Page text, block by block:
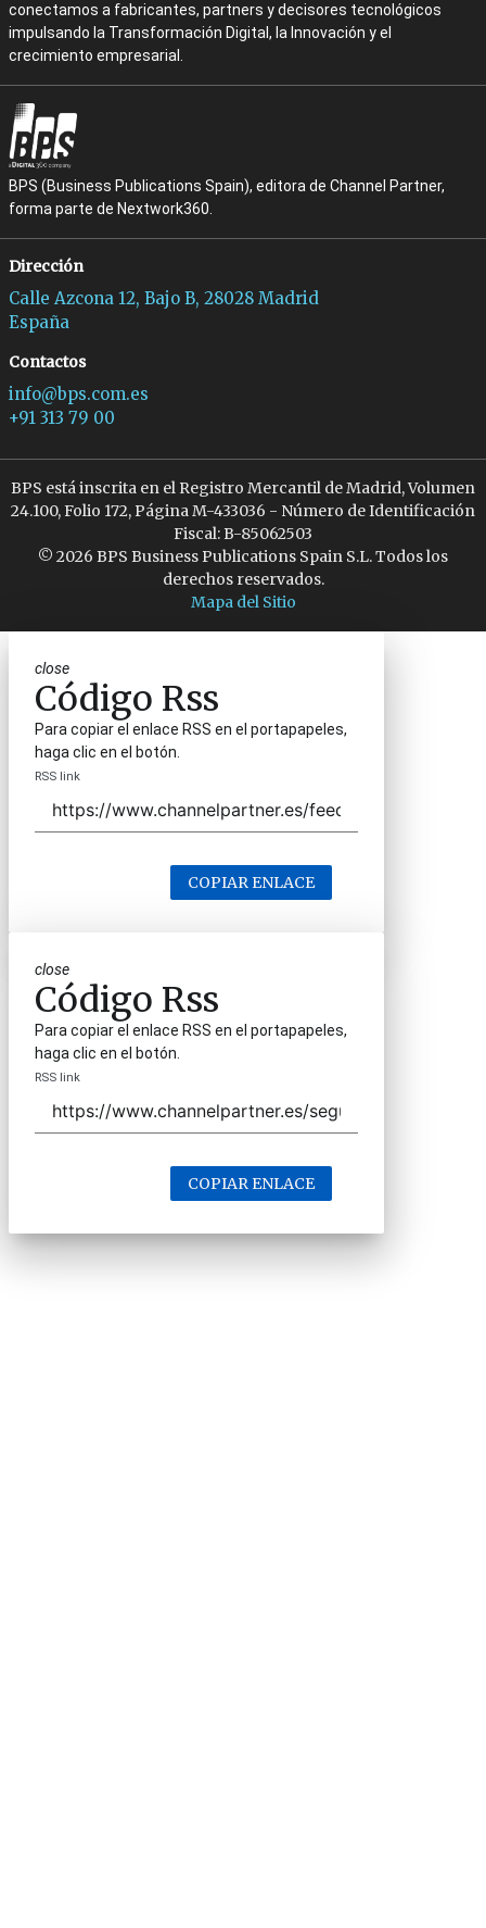
conectamos a fabricantes, partners y decisores tecnológicos
impulsando la Transformación Digital, la Innovación y el
crecimiento empresarial.
BPS (Business Publications Spain), editora de Channel Partner,
forma parte de Nextwork360.
Dirección
Calle Azcona 12, Bajo B, 28028 Madrid
España
Contactos
info@bps.com.es
+91 313 79 00
BPS está inscrita en el Registro Mercantil de Madrid, Volumen
24.100, Folio 172, Página M-433036 - Número de Identificación
Fiscal: B-85062503
© 2026 BPS Business Publications Spain S.L. Todos los
derechos reservados.
Mapa del Sitio
close
Código Rss
Para copiar el enlace RSS en el portapapeles,
haga clic en el botón.
RSS link
COPIAR ENLACE
close
Código Rss
Para copiar el enlace RSS en el portapapeles,
haga clic en el botón.
RSS link
COPIAR ENLACE